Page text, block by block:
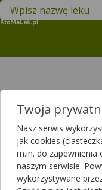
Znajdź lek w swojej
Witamina B2
Filtrowanie
Filtrowanie
Wyniki
Wyczyść filtry
Twoja
Nasz serwis
jak cookies
m.in. do zapewnienia
naszym serwisie.
wykorzystywane